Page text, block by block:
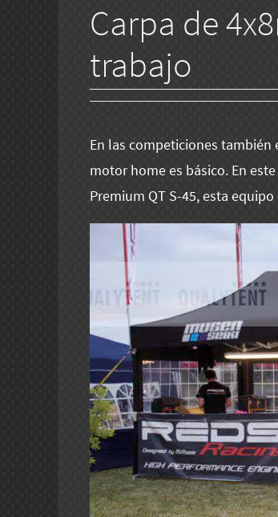
Carpa de
trabajo
En las competiciones
motor home es básico. En
Premium QT S-45, esta